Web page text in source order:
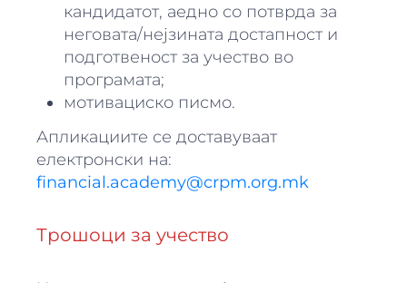
кандидатот, аедно со потврда за
неговата/нејзината достапност и
подготвеност за учество во
програмата;
мотивациско писмо.
Апликациите се доставуваат
електронски на:
financial.academy@crpm.org.mk
Трошоци за учество